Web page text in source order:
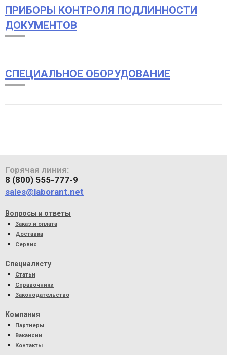
ПРИБОРЫ КОНТРОЛЯ ПОДЛИННОСТИ
ДОКУМЕНТОВ
СПЕЦИАЛЬНОЕ ОБОРУДОВАНИЕ
Горячая линия:
8 (800) 555-777-9
sales@laborant.net
Вопросы и ответы
Заказ и оплата
Доставка
Сервис
Специалисту
Статьи
Справочники
Законодательство
Компания
Партнеры
Вакансии
Контакты